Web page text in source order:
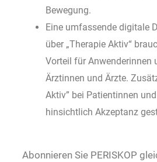
Bewegung.
Eine umfassende digitale
über „Therapie Aktiv“
Vorteil für Anwenderinnen
Ärztinnen und Ärzte.
Aktiv” bei Patientinnen
hinsichtlich Akzeptanz
Abonnieren Sie PERISKOP